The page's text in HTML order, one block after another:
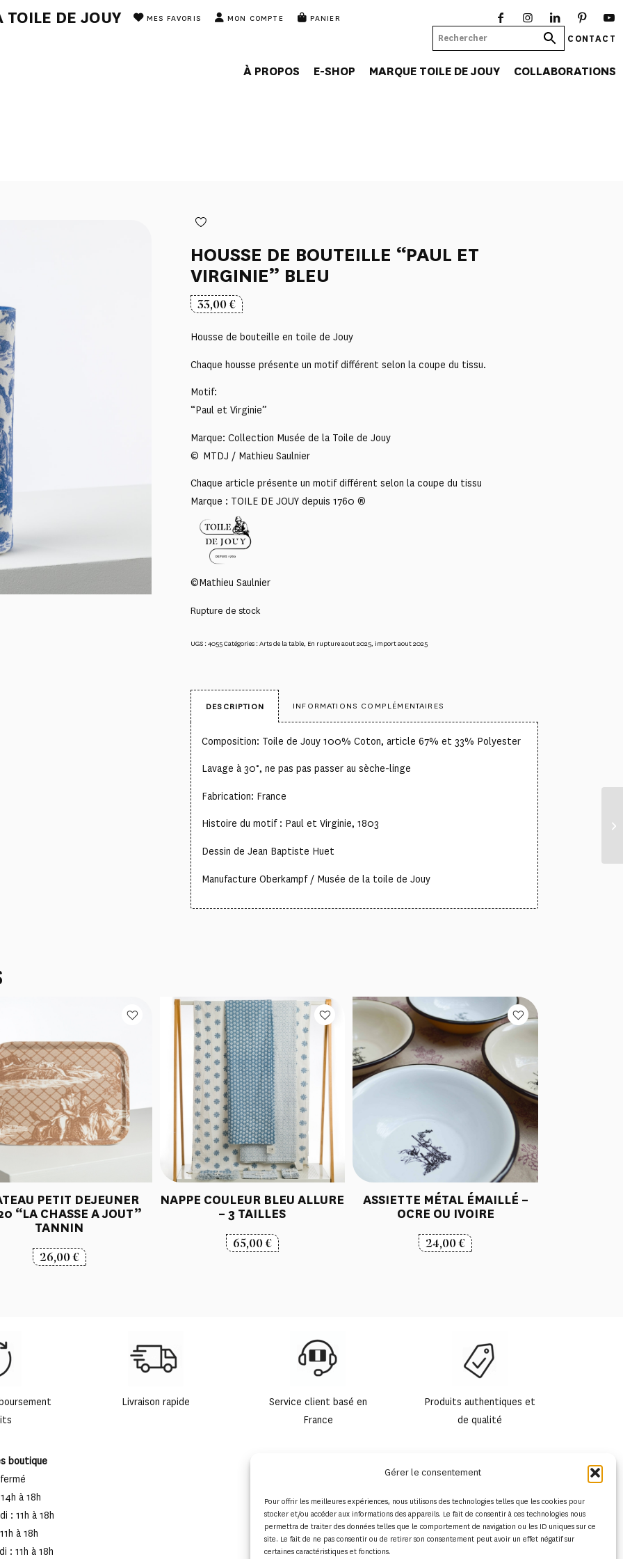
Gérer le consentement
Pour offrir les meilleures expériences, nous utilisons des technologies telles que les cookies pour
stocker et/ou accéder aux informations des appareils. Le fait de consentir à ces technologies nous
permettra de traiter des données telles que le comportement de navigation ou les ID uniques sur ce
site. Le fait de ne pas consentir ou de retirer son consentement peut avoir un effet négatif sur
certaines caractéristiques et fonctions.
TOILE DE JOUY MES FAVORIS MON COMPTE PANIER
CONTACT
À PROPOS E-SHOP MARQUE TOILE DE JOUY COLLABORATIONS
HOUSSE DE BOUTEILLE “PAUL ET
VIRGINIE” BLEU
33,00€
Housse de bouteille en toile de Jouy
Chaque housse présente un motif différent selon la coupe du tissu.
Motif:
“Paul et Virginie”
Marque: Collection Musée de la Toile de Jouy
© MTDJ / Mathieu Saulnier
Chaque article présente un motif différent selon la coupe du tissu
Marque : TOILE DE JOUY depuis 1760 ®
©Mathieu Saulnier
Rupture de stock
UGS :4055Catégories :Arts de la table En rupture aout 2025 import aout 2025
DESCRIPTION INFORMATIONS COMPLÉMENTAIRES
Composition: Toile de Jouy 100% Coton, article 67% et 33% Polyester
Lavage à 30°, ne pas pas passer au sèche-linge
Fabrication: France
Histoire du motif : Paul et Virginie, 1803
Dessin de Jean Baptiste Huet
Manufacture Oberkampf / Musée de la toile de Jouy
PETIT DEJEUNER
“LA CHASSE A JOUT”
TANNIN
26,00€
NAPPE COULEUR BLEU ALLURE
– 3 TAILLES
65,00€
ASSIETTE MÉTAL ÉMAILLÉ –
OCRE OU IVOIRE
24,00€
Livraison rapide
Service client basé en
France
Produits authentiques et
de qualité
boutique
à 18h
: 11h à 18h
à 18h
: 11h à 18h